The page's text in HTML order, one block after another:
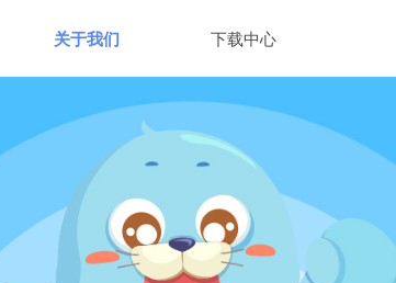
关于我们 下载中心